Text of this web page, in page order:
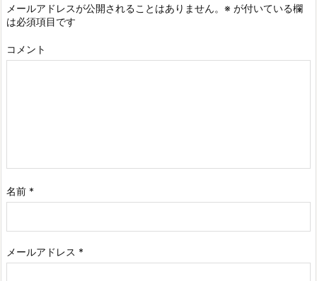
メールアドレスが公開されることはありません。 ※ が付いている欄
は必須項目です
コメント
名前 *
メールアドレス *